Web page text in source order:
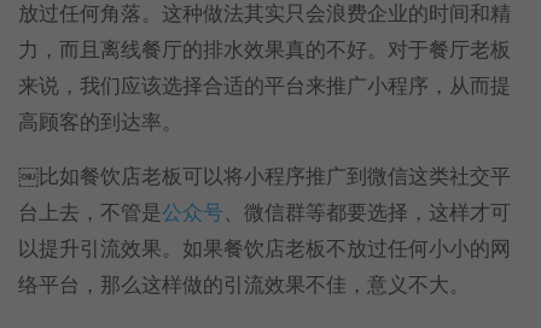
放过任何角落。这种做法其实只会浪费企业的时间和精
力，而且离线餐厅的排水效果真的不好。对于餐厅老板
来说，我们应该选择合适的平台来推广小程序，从而提
高顾客的到达率。
￼比如餐饮店老板可以将小程序推广到微信这类社交平
台上去，不管是公众号、微信群等都要选择，这样才可
以提升引流效果。如果餐饮店老板不放过任何小小的网
络平台，那么这样做的引流效果不佳，意义不大。